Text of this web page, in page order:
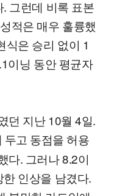
그런데 비록 표본
적은 매우 훌륭했
식은 승리 없이 1
이닝 동안 평균자
던 지난 10월 4일.
두고 동점을 허용
다. 그러나 8.2이
인상을 남겼다.